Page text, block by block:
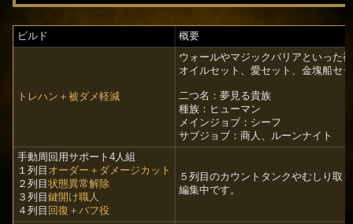
ビルド 概要
トレハン＋被ダメ軽減
ウォールやマジックバリアといった
オイルセット、愛セット、金塊船セ
二つ名：夢見る貴族
種族：ヒューマン
メインジョブ：シーフ
サブジョブ：商人、ルーンナイト
手動周回用サポート4人組
１列目 オーダー＋ダメージカット
２列目状態異常解除
３列目鍵開け職人
４列目 回復＋バフ役
５列目のカウントタンクやむしり取
編集中です。